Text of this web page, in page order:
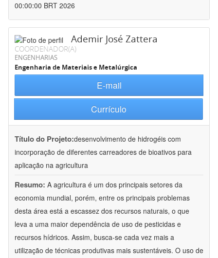
00:00:00 BRT 2026
Ademir José Zattera
COORDENADOR(A)
ENGENHARIAS
Engenharia de Materiais e Metalúrgica
E-mail
Currículo
Título do Projeto:desenvolvimento de hidrogéis com
incorporação de diferentes carreadores de bioativos para
aplicação na agricultura
Resumo: A agricultura é um dos principais setores da
economia mundial, porém, entre os principais problemas
desta área está a escassez dos recursos naturais, o que
leva a uma maior dependência de uso de pesticidas e
recursos hídricos. Assim, busca-se cada vez mais a
utilização de técnicas produtivas mais sustentáveis. O uso de